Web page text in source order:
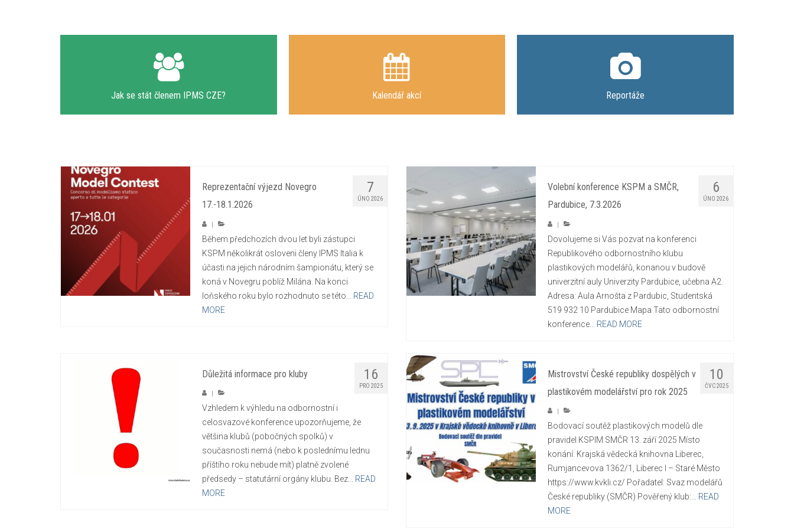
Jak se stát členem IPMS CZE? Kalendář akcí Reportáže
7
ÚNO 2026
Reprezentační výjezd Novegro
17.-18.1.2026
|
Během předchozích dvou let byli zástupci
KSPM několikrát osloveni členy IPMS Italia k
účasti na jejich národním šampionátu, který se
koná v Novegru poblíž Milána. Na konci
loňského roku bylo rozhodnuto se této... READ
MORE
6
ÚNO 2026
Volební konference KSPM a SMČR,
Pardubice, 7.3.2026
|
Dovolujeme si Vás pozvat na konferenci
Republikového odbornostního klubu
plastikových modelářů, konanou v budově
univerzitní auly Univerzity Pardubice, učebna A2.
Adresa: Aula Arnošta z Pardubic, Studentská
519 932 10 Pardubice Mapa Tato odbornostní
konference... READ MORE
16
PRO 2025
Důležitá informace pro kluby
|
Vzhledem k výhledu na odbornostní i
celosvazové konference upozorňujeme, že
většina klubů (pobočných spolků) v
současnosti nemá (nebo k poslednímu lednu
příštího roku nebude mít) platně zvolené
předsedy – statutární orgány klubu. Bez... READ
MORE
10
ČVC 2025
Mistrovství České republiky dospělých v
plastikovém modelářství pro rok 2025
|
Bodovací soutěž plastikových modelů dle
pravidel KSPlM SMČR 13. září 2025 Místo
konání: Krajská vědecká knihovna Liberec,
Rumjancevova 1362/1, Liberec I – Staré Město
https://www.kvkli.cz/ Pořadatel: Svaz modelářů
České republiky (SMČR) Pověřený klub:... READ
MORE